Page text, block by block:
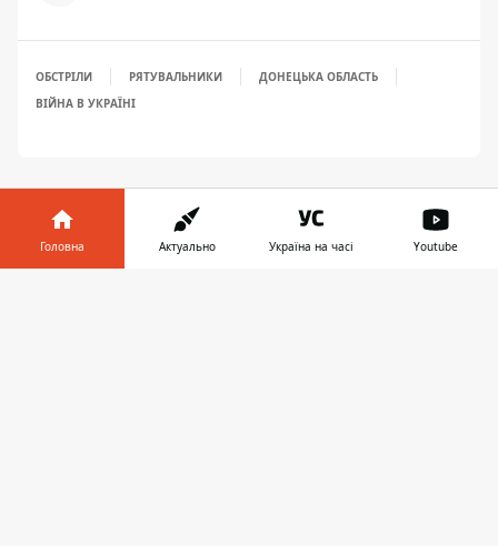
ОБСТРІЛИ РЯТУВАЛЬНИКИ
ДОНЕЦЬКА ОБЛАСТЬ
ВІЙНА В УКРАЇНІ
Головна Актуально Україна на часі Youtube